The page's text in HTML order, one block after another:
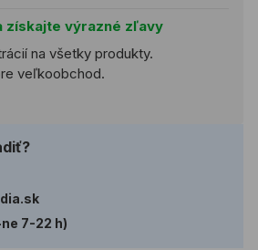
získajte výrazné zľavy
na všetky produkty.
veľkoobchod.
7-22 h)